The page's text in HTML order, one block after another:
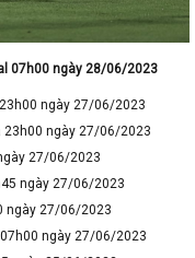
07h00 ngày 28/06/2023
ngày 27/06/2023
23h00 ngày 27/06/2023
27/06/2023
ngày 27/06/2023
ngày 27/06/2023
ngày 27/06/2023